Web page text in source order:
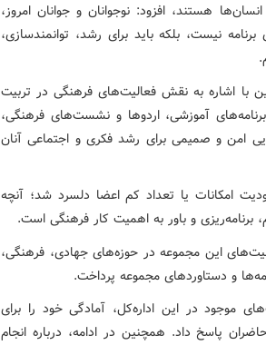
هستند، افزود: نوجوانان و جوانان امروز،
نیست، بلکه باید برای رشد، توانمندسازی،
با اشاره به نقش فعالیت‌های فرهنگی در تربیت
آموزشی، اردوها و نشست‌های فرهنگی،
امن و صمیمی برای رشد فکری و اجتماعی آنان
امکانات یا تعداد کم اعضا دلسرد شد؛ آنچه
و باور به اهمیت کار فرهنگی است.
این مجموعه در حوزه‌های جهادی، فرهنگی،
و دستاوردهای مجموعه پرداخت.
موجود در این اداره‌کل، آمادگی خود را برای
پاسخ داد. همچنین در ادامه، درباره انجام